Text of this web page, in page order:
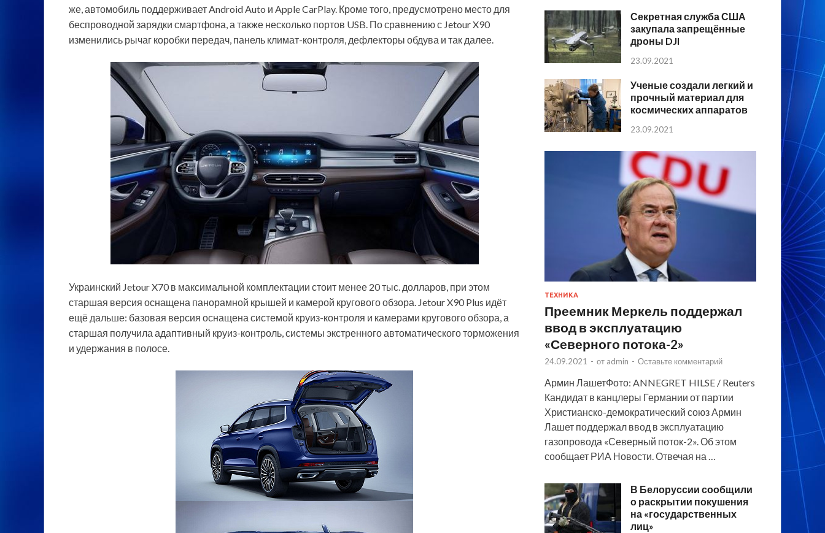
же, автомобиль поддерживает Android Auto и Apple CarPlay. Кроме того, предусмотрено место для
беспроводной зарядки смартфона, а также несколько портов USB. По сравнению с Jetour X90
изменились рычаг коробки передач, панель климат-контроля, дефлекторы обдува и так далее.
Украинский Jetour X70 в максимальной комплектации стоит менее 20 тыс. долларов, при этом
старшая версия оснащена панорамной крышей и камерой кругового обзора. Jetour X90 Plus идёт
ещё дальше: базовая версия оснащена системой круиз-контроля и камерами кругового обзора, а
старшая получила адаптивный круиз-контроль, системы экстренного автоматического торможения
и удержания в полосе.
Секретная служба США
закупала запрещённые
дроны DJI
23.09.2021
Ученые создали легкий и
прочный материал для
космических аппаратов
23.09.2021
ТЕХНИКА
Преемник Меркель поддержал
ввод в эксплуатацию
«Северного потока-2»
24.09.2021 - от admin - Оставьте комментарий
Армин ЛашетФото: ANNEGRET HILSE / Reuters
Кандидат в канцлеры Германии от партии
Христианско-демократический союз Армин
Лашет поддержал ввод в эксплуатацию
газопровода «Северный поток-2». Об этом
сообщает РИА Новости. Отвечая на …
В Белоруссии сообщили
о раскрытии покушения
на «государственных
лиц»